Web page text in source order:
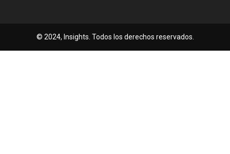
© 2024, Insights. Todos los derechos reservados.